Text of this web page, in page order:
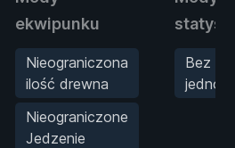
ekwipunku
Nieograniczona
ilość drewna
Nieograniczone
Jedzenie
Bez